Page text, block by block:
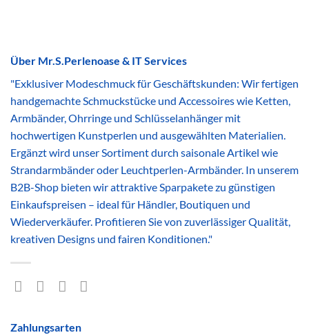
Über Mr.S.Perlenoase & IT Services
"Exklusiver Modeschmuck für Geschäftskunden: Wir fertigen
handgemachte Schmuckstücke und Accessoires wie Ketten,
Armbänder, Ohrringe und Schlüsselanhänger mit
hochwertigen Kunstperlen und ausgewählten Materialien.
Ergänzt wird unser Sortiment durch saisonale Artikel wie
Strandarmbänder oder Leuchtperlen-Armbänder. In unserem
B2B-Shop bieten wir attraktive Sparpakete zu günstigen
Einkaufspreisen – ideal für Händler, Boutiquen und
Wiederverkäufer. Profitieren Sie von zuverlässiger Qualität,
kreativen Designs und fairen Konditionen."
Zahlungsarten